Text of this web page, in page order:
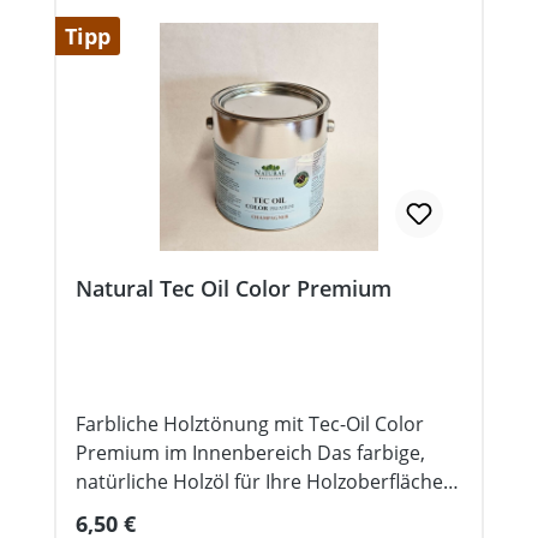
Tipp
Natural Tec Oil Color Premium
Farbliche Holztönung mit Tec-Oil Color
Premium im Innenbereich Das farbige,
natürliche Holzöl für Ihre Holzoberflächen
in elegantem Design - matt und in
Regulärer Preis:
6,50 €